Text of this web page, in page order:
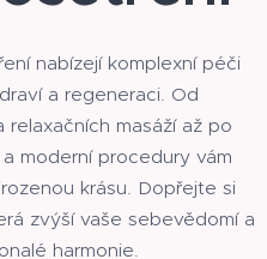
nabízejí komplexní péči
a regeneraci. Od
masáží až po
moderní procedury vám
krásu. Dopřejte si
zvýší vaše sebevědomí a
harmonie.